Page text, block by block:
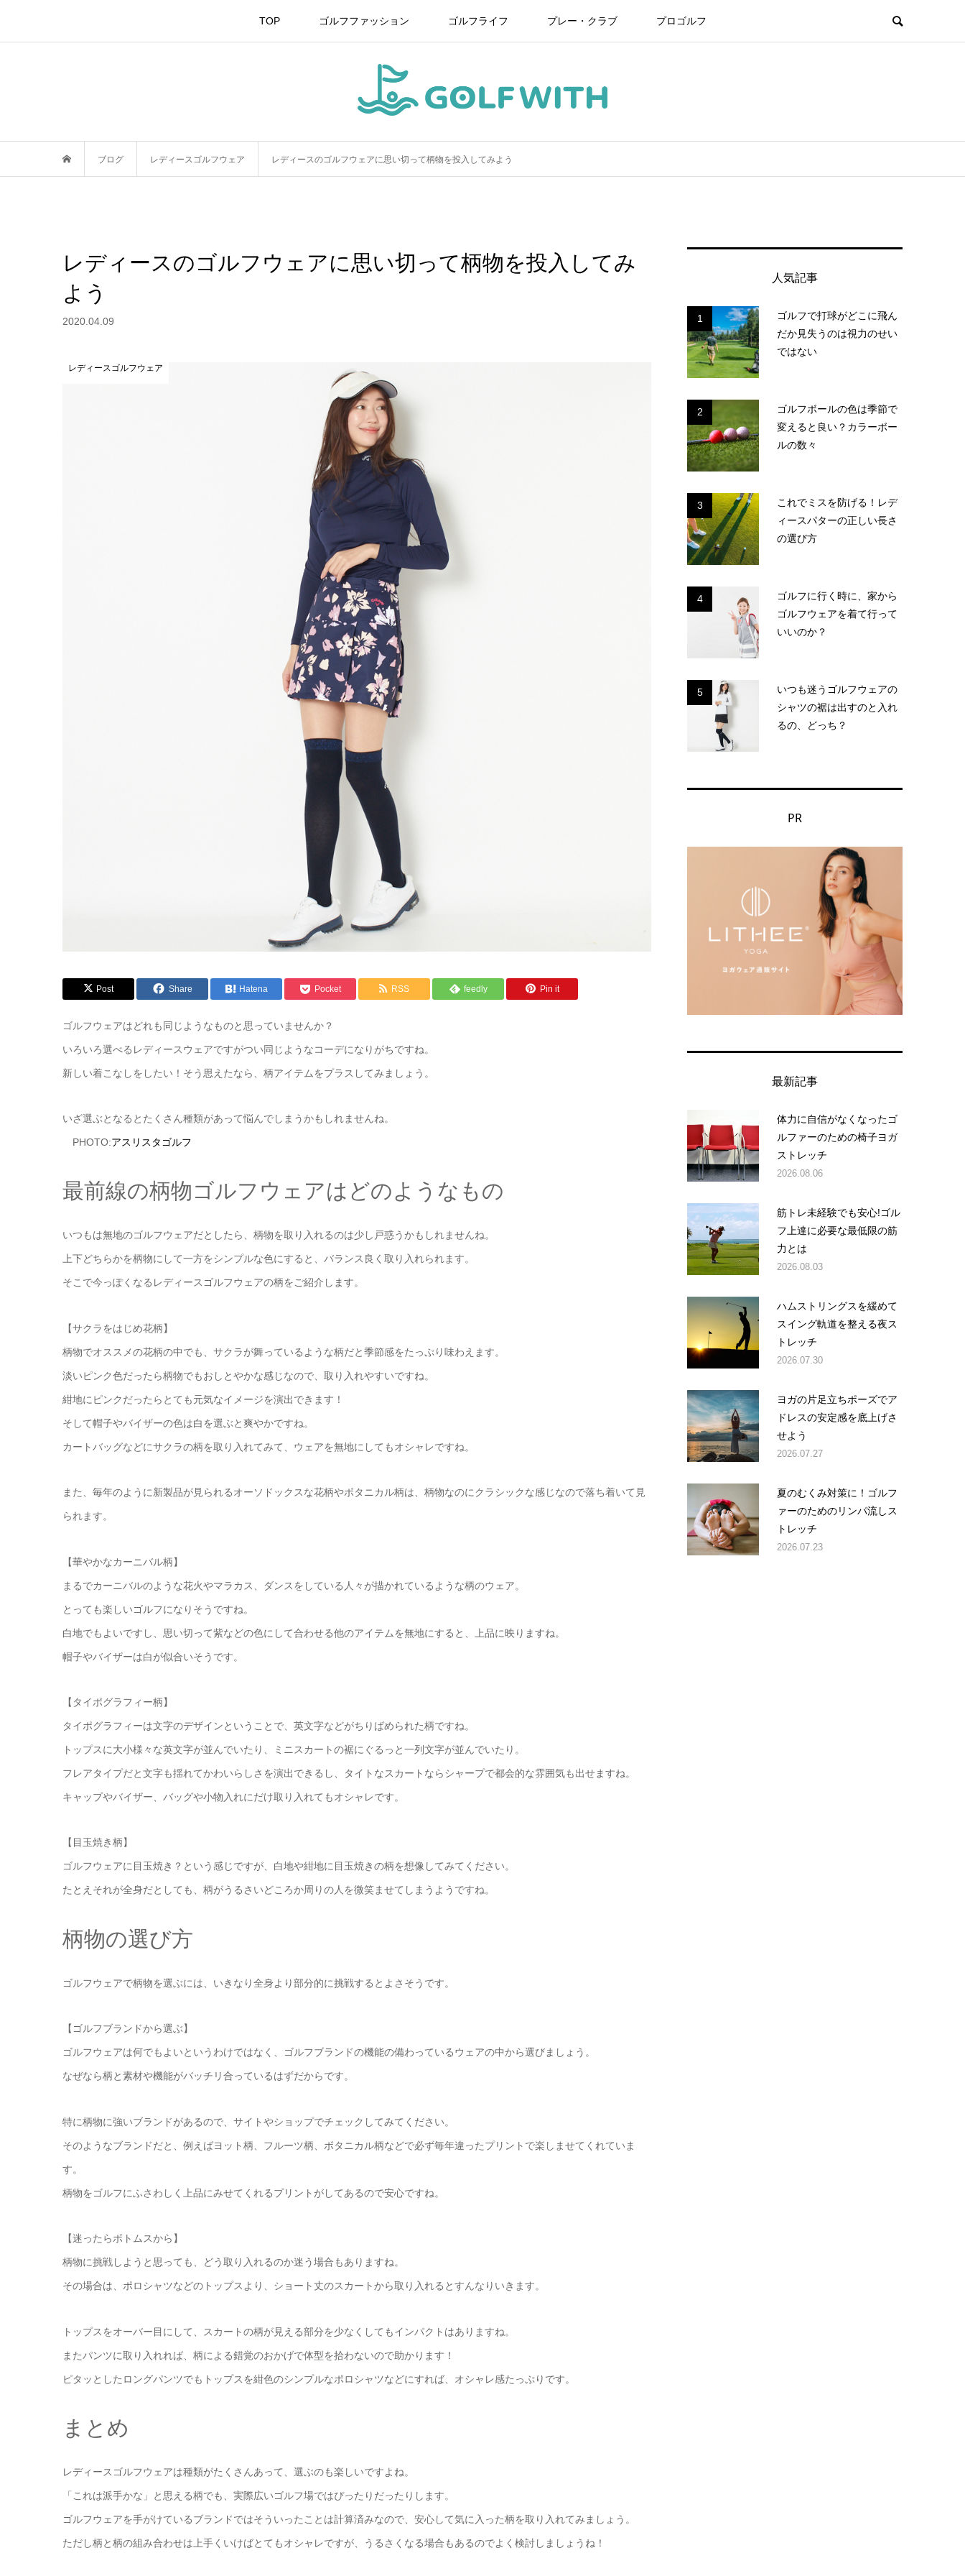
TOP ゴルフファッション ゴルフライフ プレー・クラブ プロゴルフ
ブログ レディースゴルフウェア レディースのゴルフウェアに思い切って柄物を投入してみよう
レディースのゴルフウェアに思い切って柄物を投入してみ
よう
2020.04.09
レディースゴルフウェア
Post Share Hatena Pocket RSS feedly Pin it
ゴルフウェアはどれも同じようなものと思っていませんか？
いろいろ選べるレディースウェアですがつい同じようなコーデになりがちですね。
新しい着こなしをしたい！そう思えたなら、柄アイテムをプラスしてみましょう。
いざ選ぶとなるとたくさん種類があって悩んでしまうかもしれませんね。
PHOTO:アスリスタゴルフ
最前線の柄物ゴルフウェアはどのようなもの
いつもは無地のゴルフウェアだとしたら、柄物を取り入れるのは少し戸惑うかもしれませんね。
上下どちらかを柄物にして一方をシンプルな色にすると、バランス良く取り入れられます。
そこで今っぽくなるレディースゴルフウェアの柄をご紹介します。
【サクラをはじめ花柄】
柄物でオススメの花柄の中でも、サクラが舞っているような柄だと季節感をたっぷり味わえます。
淡いピンク色だったら柄物でもおしとやかな感じなので、取り入れやすいですね。
紺地にピンクだったらとても元気なイメージを演出できます！
そして帽子やバイザーの色は白を選ぶと爽やかですね。
カートバッグなどにサクラの柄を取り入れてみて、ウェアを無地にしてもオシャレですね。
また、毎年のように新製品が見られるオーソドックスな花柄やボタニカル柄は、柄物なのにクラシックな感じなので落ち着いて見
られます。
【華やかなカーニバル柄】
まるでカーニバルのような花火やマラカス、ダンスをしている人々が描かれているような柄のウェア。
とっても楽しいゴルフになりそうですね。
白地でもよいですし、思い切って紫などの色にして合わせる他のアイテムを無地にすると、上品に映りますね。
帽子やバイザーは白が似合いそうです。
【タイポグラフィー柄】
タイポグラフィーは文字のデザインということで、英文字などがちりばめられた柄ですね。
トップスに大小様々な英文字が並んでいたり、ミニスカートの裾にぐるっと一列文字が並んでいたり。
フレアタイプだと文字も揺れてかわいらしさを演出できるし、タイトなスカートならシャープで都会的な雰囲気も出せますね。
キャップやバイザー、バッグや小物入れにだけ取り入れてもオシャレです。
【目玉焼き柄】
ゴルフウェアに目玉焼き？という感じですが、白地や紺地に目玉焼きの柄を想像してみてください。
たとえそれが全身だとしても、柄がうるさいどころか周りの人を微笑ませてしまうようですね。
柄物の選び方
ゴルフウェアで柄物を選ぶには、いきなり全身より部分的に挑戦するとよさそうです。
【ゴルフブランドから選ぶ】
ゴルフウェアは何でもよいというわけではなく、ゴルフブランドの機能の備わっているウェアの中から選びましょう。
なぜなら柄と素材や機能がバッチリ合っているはずだからです。
特に柄物に強いブランドがあるので、サイトやショップでチェックしてみてください。
そのようなブランドだと、例えばヨット柄、フルーツ柄、ボタニカル柄などで必ず毎年違ったプリントで楽しませてくれていま
す。
柄物をゴルフにふさわしく上品にみせてくれるプリントがしてあるので安心ですね。
【迷ったらボトムスから】
柄物に挑戦しようと思っても、どう取り入れるのか迷う場合もありますね。
その場合は、ポロシャツなどのトップスより、ショート丈のスカートから取り入れるとすんなりいきます。
トップスをオーバー目にして、スカートの柄が見える部分を少なくしてもインパクトはありますね。
またパンツに取り入れれば、柄による錯覚のおかげで体型を拾わないので助かります！
ピタッとしたロングパンツでもトップスを紺色のシンプルなポロシャツなどにすれば、オシャレ感たっぷりです。
まとめ
レディースゴルフウェアは種類がたくさんあって、選ぶのも楽しいですよね。
「これは派手かな」と思える柄でも、実際広いゴルフ場ではぴったりだったりします。
ゴルフウェアを手がけているブランドではそういったことは計算済みなので、安心して気に入った柄を取り入れてみましょう。
ただし柄と柄の組み合わせは上手くいけばとてもオシャレですが、うるさくなる場合もあるのでよく検討しましょうね！
人気記事
1
ゴルフで打球がどこに飛ん
だか見失うのは視力のせい
ではない
2
ゴルフボールの色は季節で
変えると良い？カラーボー
ルの数々
3
これでミスを防げる！レデ
ィースパターの正しい長さ
の選び方
4
ゴルフに行く時に、家から
ゴルフウェアを着て行って
いいのか？
5
いつも迷うゴルフウェアの
シャツの裾は出すのと入れ
るの、どっち？
PR
最新記事
体力に自信がなくなったゴ
ルファーのための椅子ヨガ
ストレッチ
2026.08.06
筋トレ未経験でも安心!ゴル
フ上達に必要な最低限の筋
力とは
2026.08.03
ハムストリングスを緩めて
スイング軌道を整える夜ス
トレッチ
2026.07.30
ヨガの片足立ちポーズでア
ドレスの安定感を底上げさ
せよう
2026.07.27
夏のむくみ対策に！ゴルフ
ァーのためのリンパ流しス
トレッチ
2026.07.23